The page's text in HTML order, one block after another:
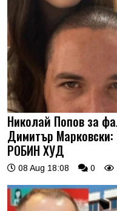
Николай Попов за
Димитър
РОБИН ХУД
08 Aug 18:08 0